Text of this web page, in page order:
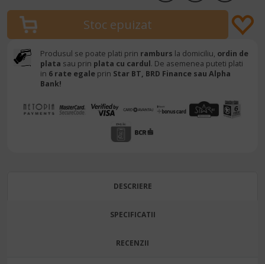
Produsul se poate plati prin ramburs la domiciliu, ordin de
plata sau prin plata cu cardul. De asemenea puteti plati
in 6 rate egale prin Star BT, BRD Finance sau Alpha
Bank!
DESCRIERE
SPECIFICATII
RECENZII